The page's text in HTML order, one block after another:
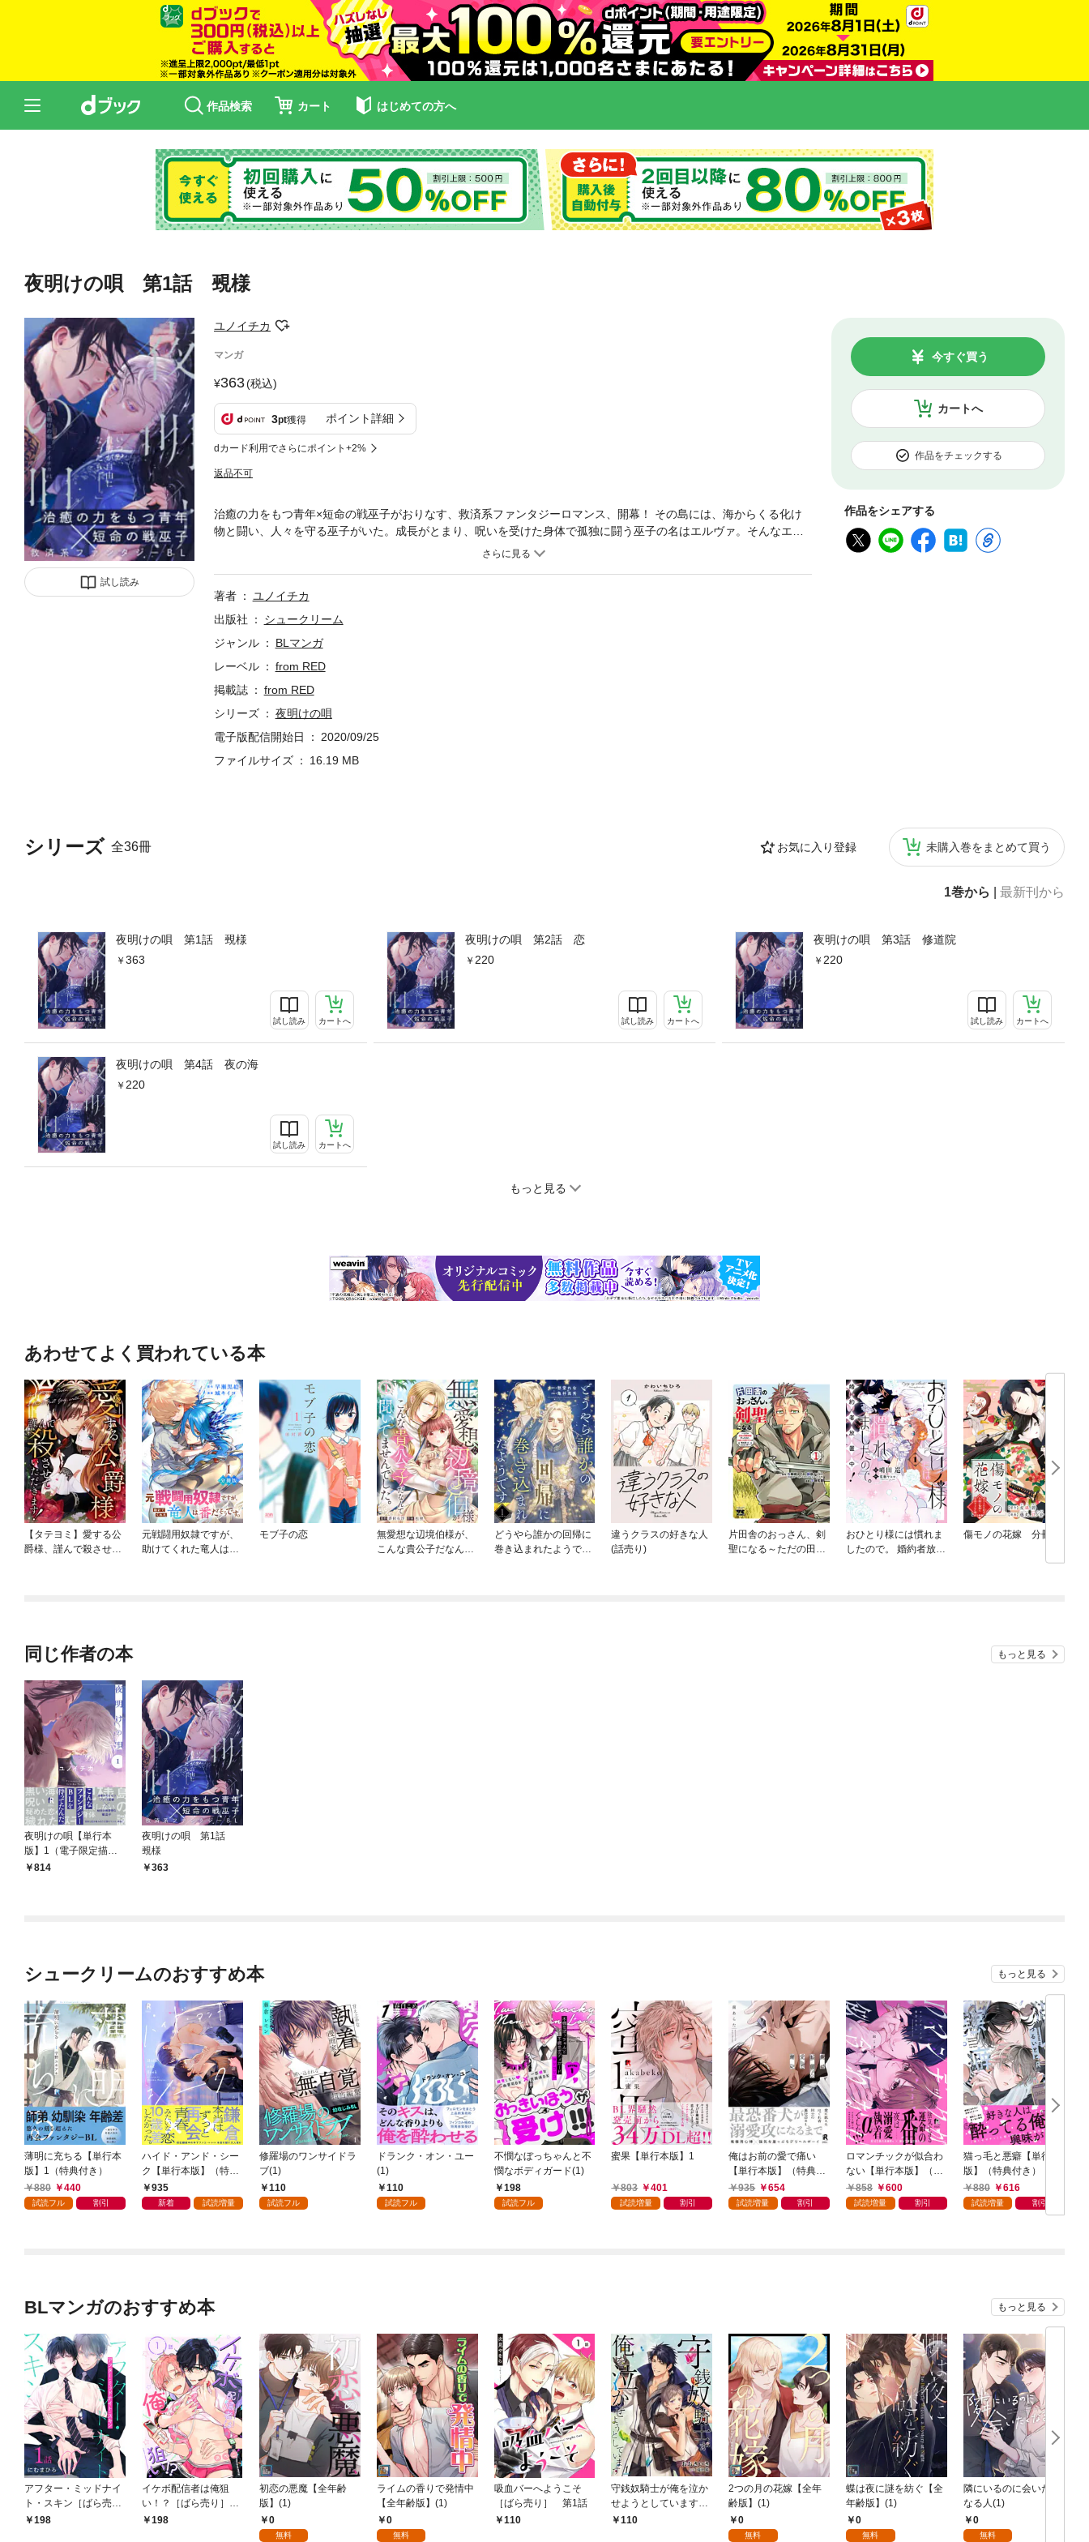
作品検索 カート はじめての方へ
夜明けの唄 第1話 覡様
試し読み
ユノイチカ
マンガ
363(税込)
3pt獲得 ポイント詳細
dカード利用でさらにポイント+2%
返品不可
カートへ
今すぐ買う
作品をチェックする
作品をシェアする
シリーズ 全36冊 お気に入り登録 未購入巻をまとめて買う
1巻から 最新刊から
夜明けの唄 第1話 覡様
363
試し読み カートへ
夜明けの唄 第2話 恋
220
試し読み カートへ
夜明けの唄 第3話 修道院
220
試し読み カートへ
夜明けの唄 第4話 夜の海
220
試し読み カートへ
もっと見る
治癒の力をもつ青年×短命の戦巫子がおりなす、救済系ファンタジーロマンス、開幕！ その島には、海からくる化け
物と闘い、人々を守る巫子がいた。成長がとまり、呪いを受けた身体で孤独に闘う巫子の名はエルヴァ。そんなエル
ヴァの身の上を知った少年・アルトは、彼をその役目から解放してやりたいと願う。誰も近づかなかったエルヴァの
か回復の兆しをみせていて――？
著者
ユノイチカ
出版社
シュークリーム
ジャンル
BLマンガ
レーベル
from RED
掲載誌
from RED
シリーズ
夜明けの唄
電子版配信開始日
2020/09/25
ファイルサイズ
16.19 MB
あわせてよく買われている本
【タテヨミ】愛する公
爵様、謹んで殺させて
元戦闘用奴隷ですが、
助けてくれた竜人は番
モブ子の恋
無愛想な辺境伯様が、
こんな貴公子だなんて
どうやら誰かの回帰に
巻き込まれたようです
違うクラスの好きな人
(話売り)
片田舎のおっさん、剣
聖になる～ただの田舎
おひとり様には慣れま
したので。 婚約者放置
傷モノの花嫁 分冊版
同じ作者の本 もっと見る
夜明けの唄【単行本
版】1（電子限定描き
下ろし付）
814
夜明けの唄 第1話
覡様
363
シュークリームのおすすめ本 もっと見る
薄明に充ちる【単行本
版】1（特典付き）
880
440
試読フル 割引
ハイド・アンド・シー
ク【単行本版】（特典
付き）
935
新着 試読増量
修羅場のワンサイドラ
ブ(1)
110
試読フル
ドランク・オン・ユー
(1)
110
試読フル
不憫なぼっちゃんと不
憫なボディガード(1)
198
試読フル
蜜果【単行本版】1
803 401
試読増量 割引
俺はお前の愛で痛い
【単行本版】（特典付
き）935 654
試読増量 割引
ロマンチックが似合わ
ない【単行本版】（特
典付き）
858 600
試読増量 割引
猫っ毛と悪癖【単行本
版】（特典付き）
880
616
試読増量 割引
BLマンガのおすすめ本 もっと見る
アフター・ミッドナイ
ト・スキン［ばら売
り］ 第1話
198
イケボ配信者は俺狙
い！？［ばら売り］
第1話
198
初恋の悪魔【全年齢
版】(1)
0
無料
ライムの香りで発情中
【全年齢版】(1)
0
無料
吸血バーへようこそ
［ばら売り］ 第1話
110
守銭奴騎士が俺を泣か
せようとしています
【単話】 1
110
2つの月の花嫁【全年
齢版】(1)
0
無料
蝶は夜に謎を紡ぐ【全
年齢版】(1)
0
無料
隣にいるのに会いたく
なる人(1)
0
無料